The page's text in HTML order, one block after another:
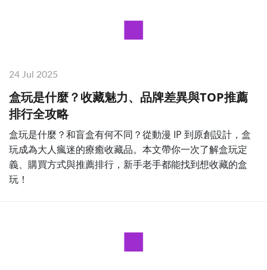
24 Jul 2025
盒玩是什麼？收藏魅力、品牌差異與TOP推薦
排行全攻略
盒玩是什麼？和盲盒有何不同？從動漫 IP 到原創設計，盒
玩成為大人瘋迷的療癒收藏品。本文帶你一次了解盒玩定
義、購買方式與推薦排行，新手老手都能找到想收藏的盒
玩！